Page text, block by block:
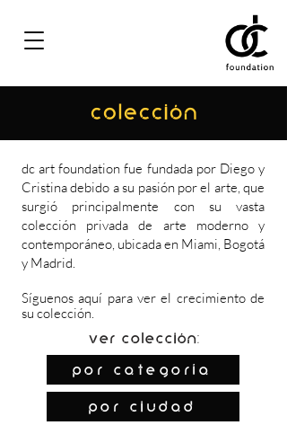
COLECCIÓN
dc art foundation fue fundada por Diego y
Cristina debido a su pasión por el arte, que
surgió principalmente con su vasta
colección privada de arte moderno y
contemporáneo, ubicada en Miami, Bogotá
y Madrid.
Síguenosaquí para ver el crecimiento de
su colección.
Ver colección:
por categoría
por ciudad